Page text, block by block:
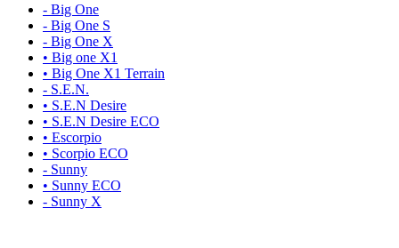
- Big One
- Big One S
- Big One X
• Big one X1
• Big One X1 Terrain
- S.E.N.
• S.E.N Desire
• S.E.N Desire ECO
• Escorpio
• Scorpio ECO
- Sunny
• Sunny ECO
- Sunny X